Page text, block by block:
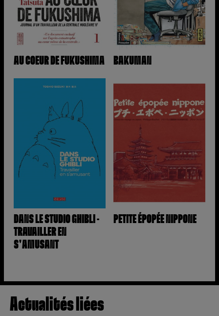
AU COEUR DE FUKUSHIMA BAKUMAN
DANS LE STUDIO GHIBLI -
TRAVAILLER EN
S'AMUSANT
PETITE ÉPOPÉE NIPPONE
Actualités liées